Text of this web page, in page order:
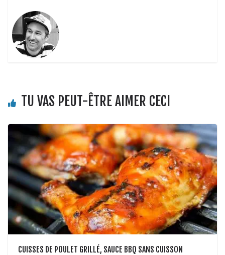
TU VAS PEUT-ÊTRE AIMER CECI
CUISSES DE POULET GRILLÉ, SAUCE BBQ SANS CUISSON